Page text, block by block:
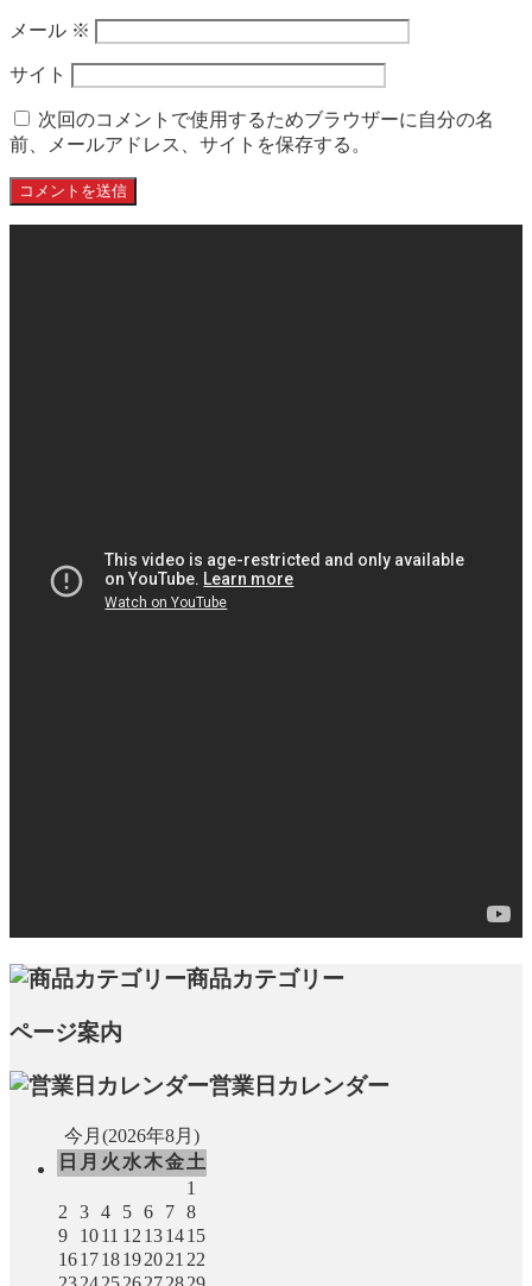
メール ※
サイト
次回のコメントで使用するためブラウザーに自分の名
前、メールアドレス、サイトを保存する。
商品カテゴリー
ページ案内
営業日カレンダー
今月(2026年8月)
日 月 火 水木金土
1
2
3 4 5 6 7 8
9
1011 12 131415
161718192021 22